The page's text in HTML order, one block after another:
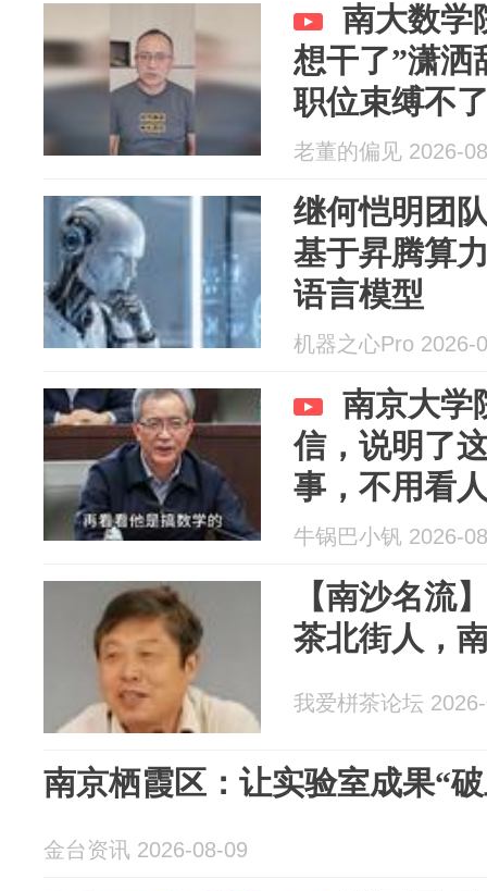
南大数学
想干了”潇洒
职位束缚不
老董的偏见 2026-
继何恺明团
基于昇腾算
语言模型
机器之心Pro 2026-
南京大学
信，说明了
事，不用看
牛锅巴小钒 2026-
【南沙名流
茶北街人，
我爱栟茶论坛
南京栖霞区：让实验室成果“
金台资讯 2026-08-09